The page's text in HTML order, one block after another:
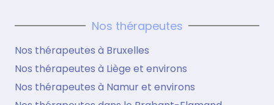
Nos thérapeutes
Nos thérapeutes à Bruxelles
Nos thérapeutes à Liège et environs
Nos thérapeutes à Namur et environs